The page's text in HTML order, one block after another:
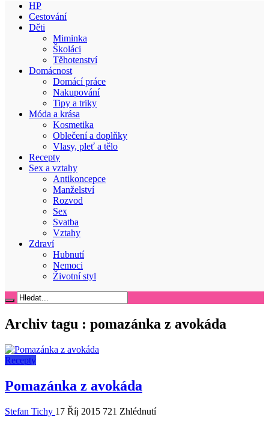
HP
Cestování
Děti
Miminka
Školáci
Těhotenství
Domácnost
Domácí práce
Nakupování
Tipy a triky
Móda a krása
Kosmetika
Oblečení a doplňky
Vlasy, pleť a tělo
Recepty
Sex a vztahy
Antikoncepce
Manželství
Rozvod
Sex
Svatba
Vztahy
Zdraví
Hubnutí
Nemoci
Životní styl
Archiv tagu : pomazánka z avokáda
Recepty
Pomazánka z avokáda
Stefan Tichy 17 Říj 2015 721 Zhlédnutí